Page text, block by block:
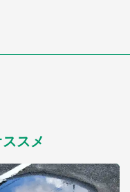
スメ